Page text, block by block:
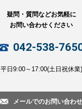
疑問・質問などお気軽に
お問い合わせください
042-538-
平日9:00～17:00(土日祝休業)
メールでのお問い合わせ